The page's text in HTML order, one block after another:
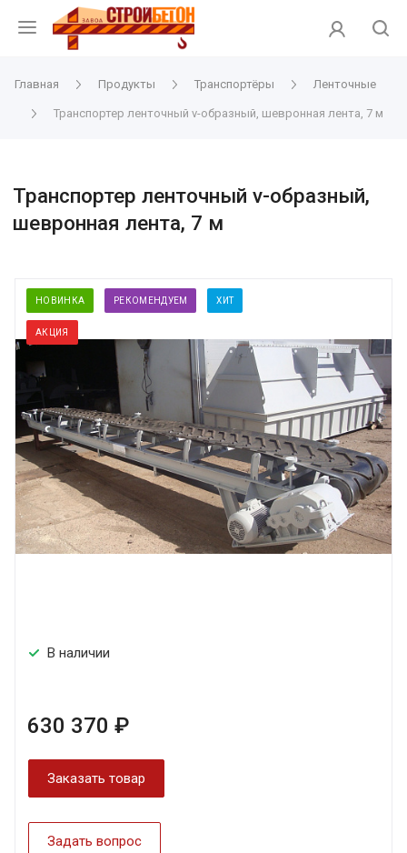
Главная Продукты Транспортёры Ленточные
Транспортер ленточный v-образный, шевронная лента, 7 м
Транспортер ленточный v-образный,
шевронная лента, 7 м
В наличии
630 370 ₽
Заказать товар
Задать вопрос
НОВИНКА РЕКОМЕНДУЕМ ХИТ
АКЦИЯ